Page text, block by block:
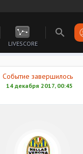
LIVESCORE
Событие завершилось
14 декабря 2017, 00:45